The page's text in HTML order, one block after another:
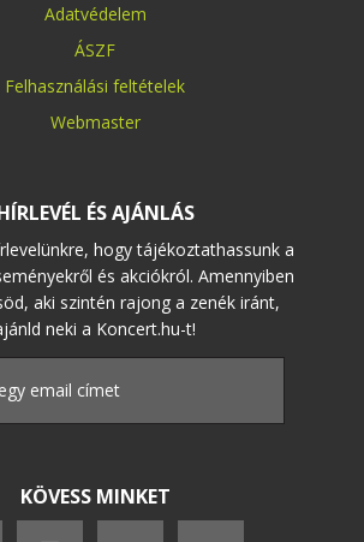
Adatvédelem
ÁSZF
Felhasználási feltételek
Webmaster
ÉS AJÁNLÁS
hogy tájékoztathassunk a
és akciókról. Amennyiben
aki szintén rajong a zenék iránt,
neki a Koncert.hu-t!
KÖVESS MINKET